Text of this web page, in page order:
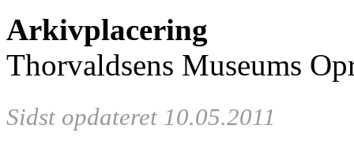
Arkivplacering
Thorvaldsens Museums
Sidst opdateret 10.05.2011